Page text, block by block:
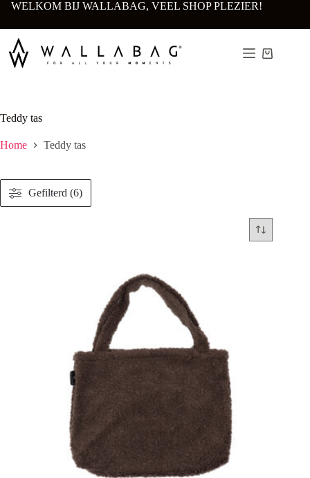
Ga
de
inhoud
WELKOM BIJ WALLABAG, VEEL SHOP PLEZIER!
Teddy tas
Home Teddy tas
Gefilterd (6)